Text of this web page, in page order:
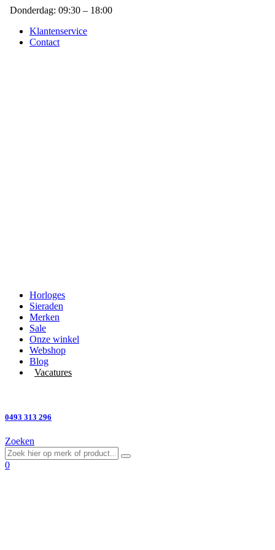
Donderdag: 09:30 – 18:00
Klantenservice
Contact
Horloges
Sieraden
Merken
Sale
Onze winkel
Webshop
Blog
Vacatures
0493 313 296
Zoeken
0